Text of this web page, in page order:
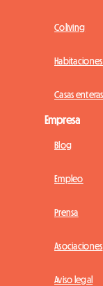
Coliving
Casas enteras
Empresa
Blog
Empleo
Prensa
Asociaciones
Aviso legal